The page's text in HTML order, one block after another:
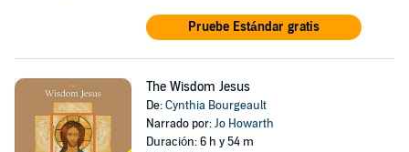
Pruebe Estándar gratis
The Wisdom Jesus
De:Cynthia Bourgeault
Narrado por:Jo Howarth
Duración: 6 h y 54 m